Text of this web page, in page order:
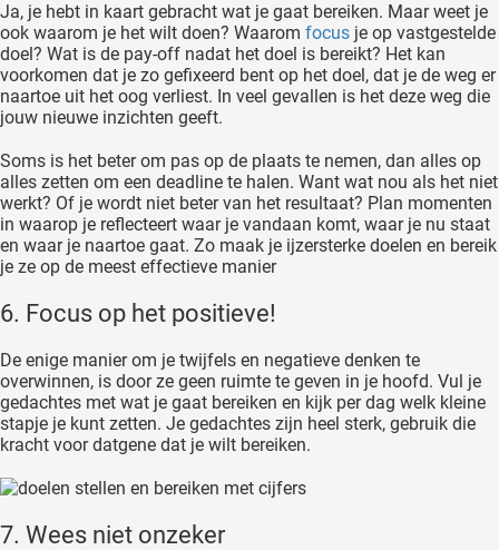
Ja, je hebt in kaart gebracht wat je gaat bereiken. Maar weet je
ook waarom je het wilt doen? Waarom focus je op vastgestelde
doel? Wat is de pay-off nadat het doel is bereikt? Het kan
voorkomen dat je zo gefixeerd bent op het doel, dat je de weg er
naartoe uit het oog verliest. In veel gevallen is het deze weg die
jouw nieuwe inzichten geeft.
Soms is het beter om pas op de plaats te nemen, dan alles op
alles zetten om een deadline te halen. Want wat nou als het niet
werkt? Of je wordt niet beter van het resultaat? Plan momenten
in waarop je reflecteert waar je vandaan komt, waar je nu staat
en waar je naartoe gaat. Zo maak je ijzersterke doelen en bereik
je ze op de meest effectieve manier
6. Focus op het positieve!
De enige manier om je twijfels en negatieve denken te
overwinnen, is door ze geen ruimte te geven in je hoofd. Vul je
gedachtes met wat je gaat bereiken en kijk per dag welk kleine
stapje je kunt zetten. Je gedachtes zijn heel sterk, gebruik die
kracht voor datgene dat je wilt bereiken.
7. Wees niet onzeker